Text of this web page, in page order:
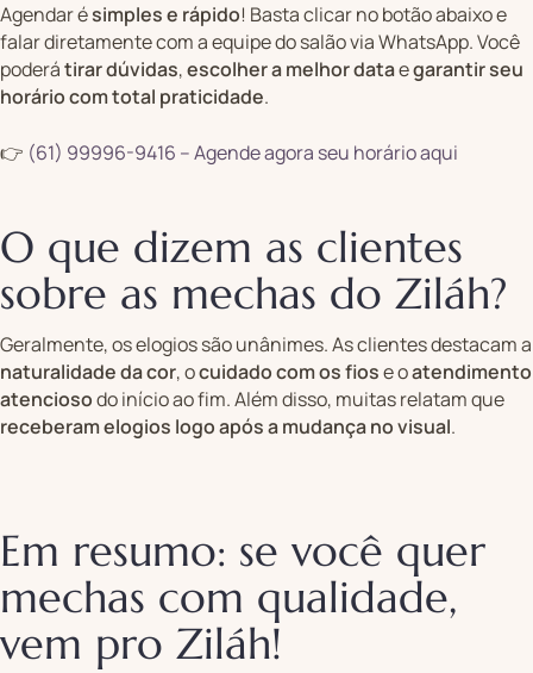
Agendar ésimples e rápido! Basta clicar no botão abaixo e
falar diretamente com a equipe do salão via WhatsApp. Você
poderátirar dúvidas,escolher a melhor dataegarantir seu
horário com total praticidade.
👉 (61) 99996-9416 – Agende agora seu horário aqui
O que dizem as clientes
sobre as mechas do Ziláh?
Geralmente, os elogios são unânimes. As clientes destacam a
naturalidade da cor, ocuidado com os fiose oatendimento
atenciosodo início ao fim. Além disso, muitas relatam que
receberam elogios logo após a mudança no visual.
Em resumo: se você quer
mechas com qualidade,
vem pro Ziláh!